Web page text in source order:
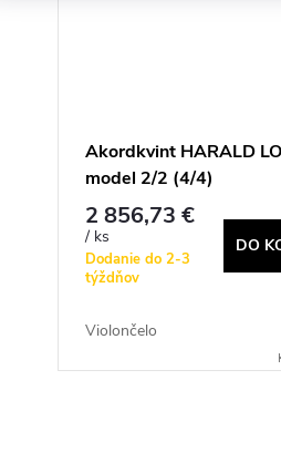
Akordkvint HARALD
model 2/2 (4/4)
2 856,73 €
/ ks
Dodanie do 2-3
týždňov
DO
Violončelo